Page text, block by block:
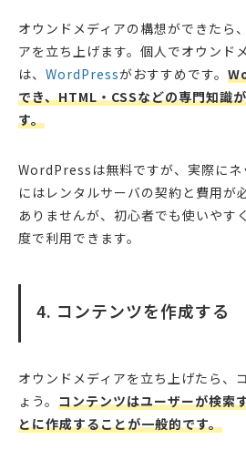
オウンドメディアの構想ができたら
アを立ち上げます。個人でオウンド
は、 WordPressがおすすめです。
でき、HTML・CSSなどの専門知識
す。
WordPressは無料ですが、実際にネ
にはレンタルサーバの契約と費用が
ありませんが、初心者でも使いやす
度で利用できます。
4. コンテンツを作成する
オウンドメディアを立ち上げたら、
ょう。 コンテンツはユーザーが検索
とに作成することが一般的です。